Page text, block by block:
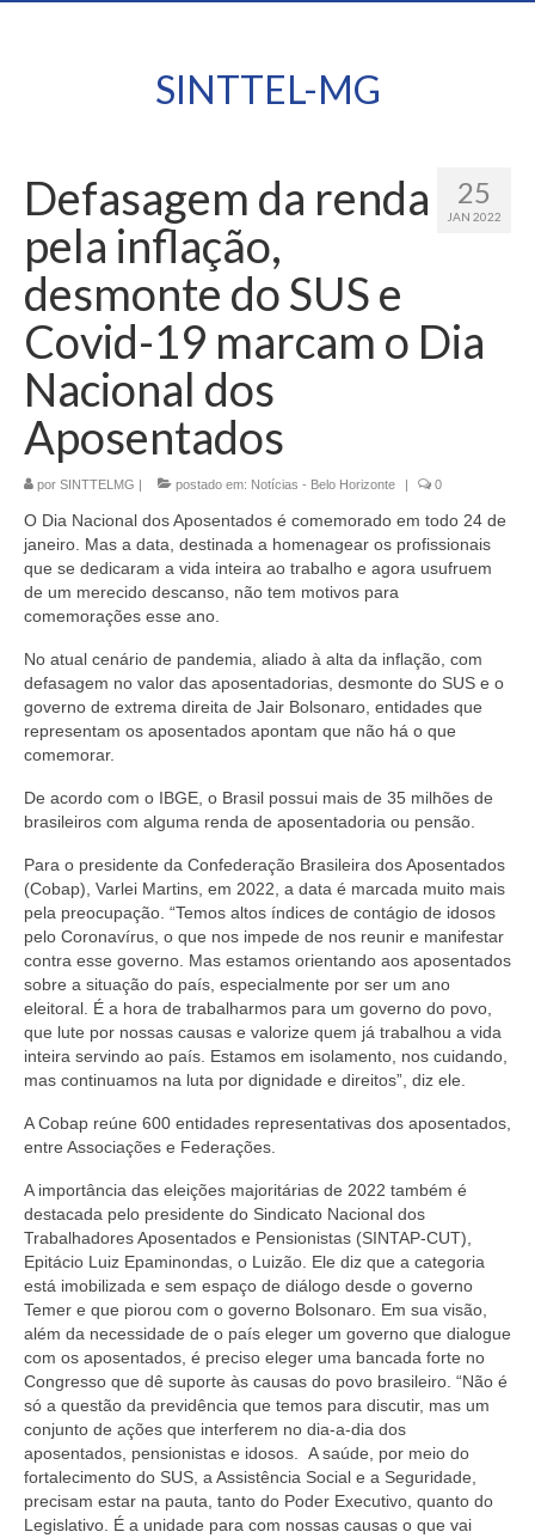
SINTTEL-MG
25
JAN 2022
Defasagem da renda
pela inflação,
desmonte do SUS e
Covid-19 marcam o Dia
Nacional dos
Aposentados
por SINTTELMG | postado em: Notícias - Belo Horizonte | 0
O Dia Nacional dos Aposentados é comemorado em todo 24 de
janeiro. Mas a data, destinada a homenagear os profissionais
que se dedicaram a vida inteira ao trabalho e agora usufruem
de um merecido descanso, não tem motivos para
comemorações esse ano.
No atual cenário de pandemia, aliado à alta da inflação, com
defasagem no valor das aposentadorias, desmonte do SUS e o
governo de extrema direita de Jair Bolsonaro, entidades que
representam os aposentados apontam que não há o que
comemorar.
De acordo com o IBGE, o Brasil possui mais de 35 milhões de
brasileiros com alguma renda de aposentadoria ou pensão.
Para o presidente da Confederação Brasileira dos Aposentados
(Cobap), Varlei Martins, em 2022, a data é marcada muito mais
pela preocupação. “Temos altos índices de contágio de idosos
pelo Coronavírus, o que nos impede de nos reunir e manifestar
contra esse governo. Mas estamos orientando aos aposentados
sobre a situação do país, especialmente por ser um ano
eleitoral. É a hora de trabalharmos para um governo do povo,
que lute por nossas causas e valorize quem já trabalhou a vida
inteira servindo ao país. Estamos em isolamento, nos cuidando,
mas continuamos na luta por dignidade e direitos”, diz ele.
A Cobap reúne 600 entidades representativas dos aposentados,
entre Associações e Federações.
A importância das eleições majoritárias de 2022 também é
destacada pelo presidente do Sindicato Nacional dos
Trabalhadores Aposentados e Pensionistas (SINTAP-CUT),
Epitácio Luiz Epaminondas, o Luizão. Ele diz que a categoria
está imobilizada e sem espaço de diálogo desde o governo
Temer e que piorou com o governo Bolsonaro. Em sua visão,
além da necessidade de o país eleger um governo que dialogue
com os aposentados, é preciso eleger uma bancada forte no
Congresso que dê suporte às causas do povo brasileiro. “Não é
só a questão da previdência que temos para discutir, mas um
conjunto de ações que interferem no dia-a-dia dos
aposentados, pensionistas e idosos. A saúde, por meio do
fortalecimento do SUS, a Assistência Social e a Seguridade,
precisam estar na pauta, tanto do Poder Executivo, quanto do
Legislativo. É a unidade para com nossas causas o que vai